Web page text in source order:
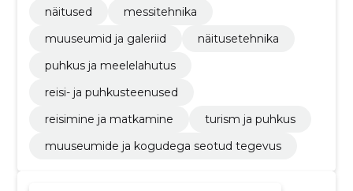
näitused
messitehnika
muuseumid ja galeriid
näitusetehnika
puhkus ja meelelahutus
reisi- ja puhkusteenused
reisimine ja matkamine
turism ja puhkus
muuseumide ja kogudega seotud tegevus